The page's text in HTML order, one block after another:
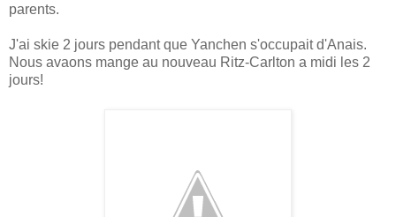
parents.
J'ai skie 2 jours pendant que Yanchen s'occupait d'Anais.
Nous avaons mange au nouveau Ritz-Carlton a midi les 2
jours!